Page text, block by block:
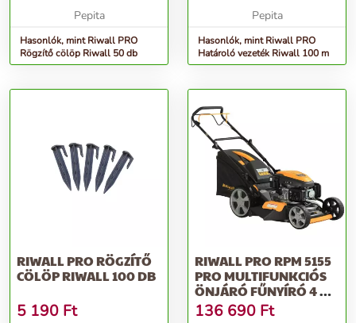
Pepita
Hasonlók, mint Riwall PRO
Rögzítő cölöp Riwall 50 db
Pepita
Hasonlók, mint Riwall PRO
Határoló vezeték Riwall 100 m
RIWALL PRO RÖGZÍTŐ
CÖLÖP RIWALL 100 DB
5 190 Ft
RIWALL PRO RPM 5155
PRO MULTIFUNKCIÓS
ÖNJÁRÓ FŰNYÍRÓ 4 AZ
1-BEN
136 690 Ft